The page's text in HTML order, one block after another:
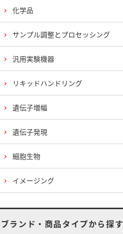
化学品
サンプル調整とプロセッシング
汎用実験機器
リキッドハンドリング
遺伝子増幅
遺伝子発現
細胞生物
イメージング
ブランド・商品タイプから探す